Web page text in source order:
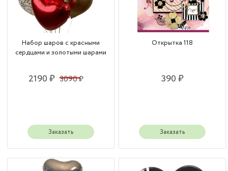
Набор шаров с красными
сердцами и золотыми шарами
2190 ₽ 3090 ₽
Заказать
Открытка 118
390 ₽
Заказать